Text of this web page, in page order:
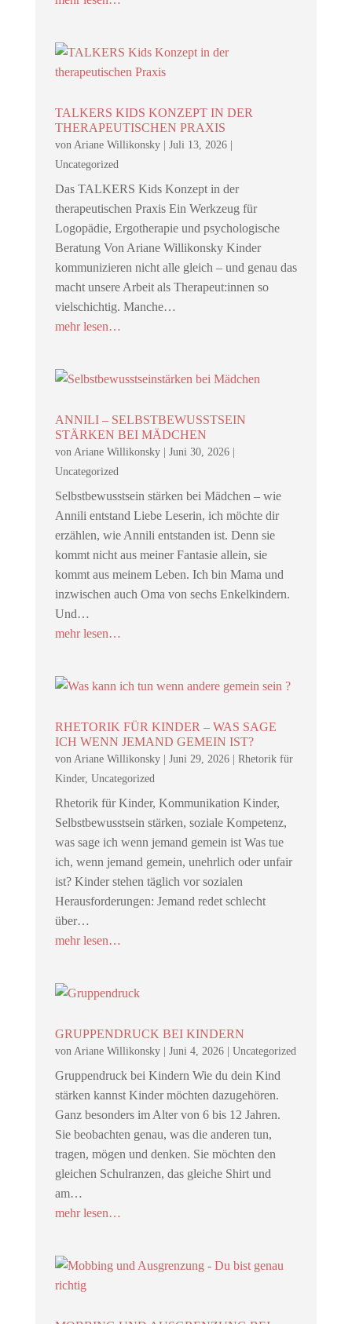
TALKERS KIDS KONZEPT IN DER
THERAPEUTISCHEN PRAXIS
von Ariane Willikonsky| Juli 13, 2026|
Uncategorized
Das TALKERS Kids Konzept in der
therapeutischen Praxis Ein Werkzeug für
Logopädie, Ergotherapie und psychologische
Beratung Von Ariane Willikonsky Kinder
kommunizieren nicht alle gleich – und genau das
macht unsere Arbeit als Therapeut:innen so
vielschichtig. Manche…
mehr lesen…
ANNILI – SELBSTBEWUSSTSEIN
STÄRKEN BEI MÄDCHEN
von Ariane Willikonsky| Juni 30, 2026|
Uncategorized
Selbstbewusstsein stärken bei Mädchen – wie
Annili entstand Liebe Leserin, ich möchte dir
erzählen, wie Annili entstanden ist. Denn sie
kommt nicht aus meiner Fantasie allein, sie
kommt aus meinem Leben. Ich bin Mama und
inzwischen auch Oma von sechs Enkelkindern.
Und…
mehr lesen…
RHETORIK FÜR KINDER – WAS SAGE
ICH WENN JEMAND GEMEIN IST?
von Ariane Willikonsky| Juni 29, 2026| Rhetorik für
Kinder, Uncategorized
Rhetorik für Kinder, Kommunikation Kinder,
Selbstbewusstsein stärken, soziale Kompetenz,
was sage ich wenn jemand gemein ist Was tue
ich, wenn jemand gemein, unehrlich oder unfair
ist? Kinder stehen täglich vor sozialen
Herausforderungen: Jemand redet schlecht
über…
mehr lesen…
GRUPPENDRUCK BEI KINDERN
von Ariane Willikonsky| Juni 4, 2026| Uncategorized
Gruppendruck bei Kindern Wie du dein Kind
stärken kannst Kinder möchten dazugehören.
Ganz besonders im Alter von 6 bis 12 Jahren.
Sie beobachten genau, was die anderen tun,
tragen, mögen und denken. Sie möchten den
gleichen Schulranzen, das gleiche Shirt und
am…
mehr lesen…